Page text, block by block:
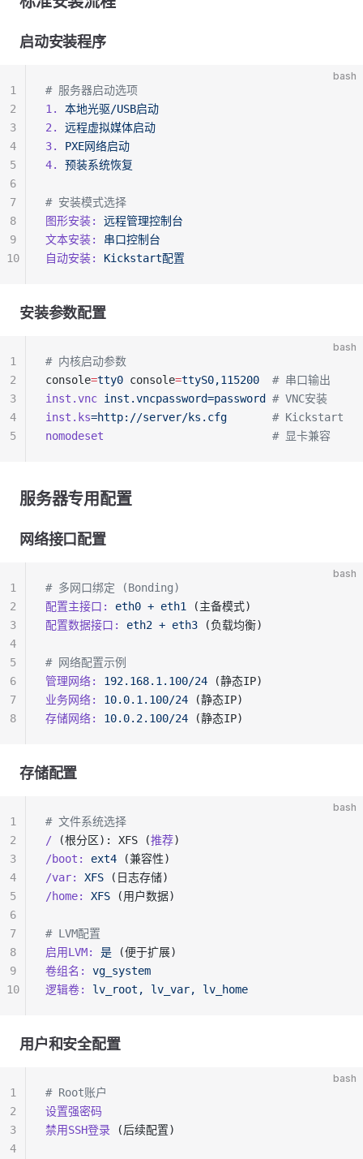
启动安装程序
bash
# 服务器启动选项
1.
本地光驱/USB启动
2.
远程虚拟媒体启动
3.
PXE网络启动
4.
预装系统恢复
# 安装模式选择
图形安装:
远程管理控制台
文本安装:
串口控制台
自动安装:
Kickstart配置
1
2
3
4
5
6
7
8
9
10
安装参数配置
bash
# 内核启动参数
console=tty0 console=ttyS0,115200
  # 串口输出
inst.vnc inst.vncpassword=password
# VNC安装
inst.ks=http://server/ks.cfg
       # Kickstart
nomodeset
                          # 显卡兼容
1
2
3
4
5
服务器专用配置
网络接口配置
bash
# 多网口绑定 (Bonding)
配置主接口:
eth0 + eth1
(主备模式)
配置数据接口:
eth2 + eth3 (负载均衡)
# 网络配置示例
管理网络:
192.168.1.100/24 (静态IP)
业务网络:
10.0.1.100/24 (静态IP)
存储网络:
10.0.2.100/24 (静态IP)
1
2
3
4
5
6
7
8
存储配置
bash
# 文件系统选择
/ (根分区): XFS (推荐)
/boot:
ext4 (兼容性)
/var:
XFS (日志存储)
/home:
XFS (用户数据)
# LVM配置
启用LVM:
是 (便于扩展)
卷组名:
vg_system
逻辑卷:
lv_root, lv_var, lv_home
1
2
3
4
5
6
7
8
9
10
用户和安全配置
bash
# Root账户
设置强密码
禁用SSH登录 (后续配置)
1
2
3
4